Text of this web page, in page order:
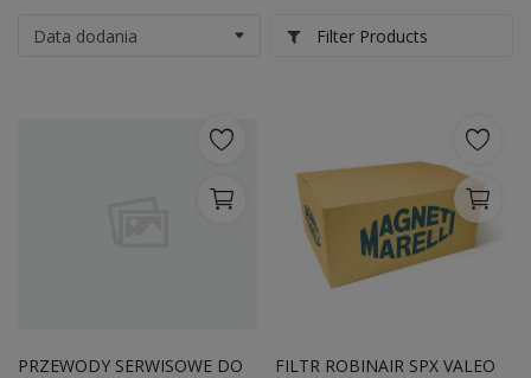
Wyposażenie i akcesoria samochodowe
Narzędzia i sprzęt warsztatowy
Filter Products
PRZEWODY SERWISOWE DO
FILTR ROBINAIR SPX VALEO